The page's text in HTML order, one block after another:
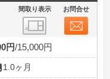
間取り表示 お問合せ
円 15,000円
1.0ヶ月